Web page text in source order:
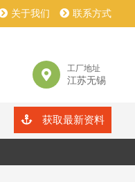
关于我们 联系方式
工厂地址
江苏无锡
获取最新资料